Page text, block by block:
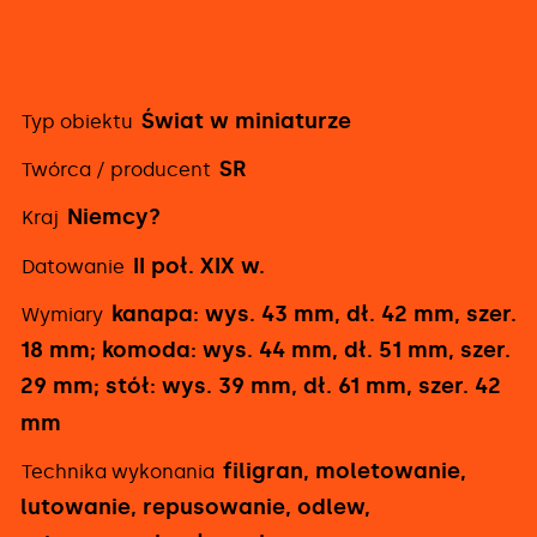
Szczegółowe
informacje
Typ obiektu Świat w miniaturze
Twórca / producent SR
Kraj Niemcy?
Datowanie II poł. XIX w.
Wymiary kanapa: wys. 43 mm, dł. 42 mm, szer.
18 mm; komoda: wys. 44 mm, dł. 51 mm, szer.
29 mm; stół: wys. 39 mm, dł. 61 mm, szer. 42
mm
Technika wykonania filigran, moletowanie,
lutowanie, repusowanie, odlew,